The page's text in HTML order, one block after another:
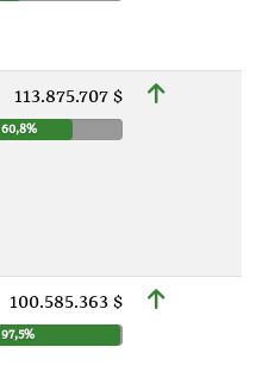
113.875.707 $
60,8%
100.585.363 $
97,5%